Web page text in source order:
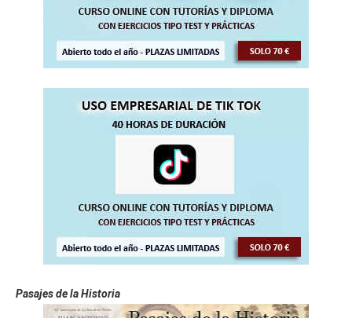
Pasajes de la Historia